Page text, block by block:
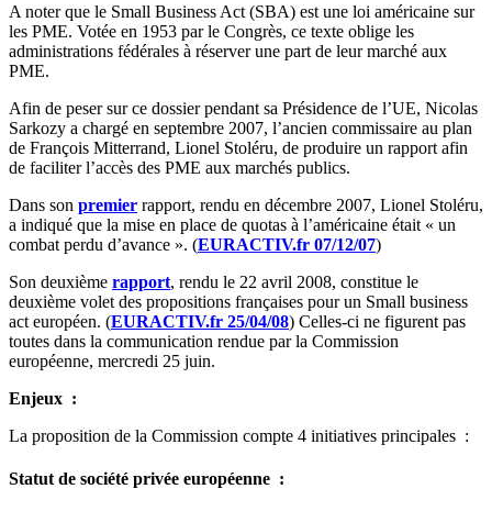
A noter que le Small Business Act (SBA) est une loi américaine sur
les PME. Votée en 1953 par le Congrès, ce texte oblige les
administrations fédérales à réserver une part de leur marché aux
PME.
Afin de peser sur ce dossier pendant sa Présidence de l’UE, Nicolas
Sarkozy a chargé en septembre 2007, l’ancien commissaire au plan
de François Mitterrand, Lionel Stoléru, de produire un rapport afin
de faciliter l’accès des PME aux marchés publics.
Dans son premier rapport, rendu en décembre 2007, Lionel Stoléru,
a indiqué que la mise en place de quotas à l’américaine était « un
combat perdu d’avance ». (EURACTIV.fr 07/12/07)
Son deuxième rapport, rendu le 22 avril 2008, constitue le
deuxième volet des propositions françaises pour un Small business
act européen. (EURACTIV.fr 25/04/08) Celles-ci ne figurent pas
toutes dans la communication rendue par la Commission
européenne, mercredi 25 juin.
Enjeux :
La proposition de la Commission compte 4 initiatives principales :
Statut de société privée européenne :